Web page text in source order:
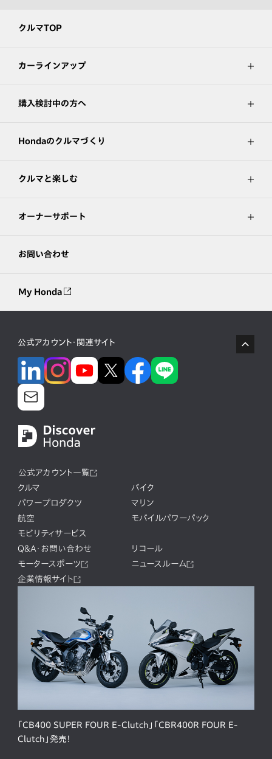
クルマTOP
カーラインアップ
購入検討中の方へ
Hondaのクルマづくり
クルマと楽しむ
オーナーサポート
お問い合わせ
My Honda
公式アカウント・関連サイト
公式アカウント一覧
クルマ
バイク
パワープロダクツ
マリン
航空
モバイルパワーパック
モビリティサービス
Q&A・お問い合わせ
リコール
モータースポーツ
ニュースルーム
企業情報サイト
「CB400 SUPER FOUR E-Clutch」「CBR400R FOUR E-
Clutch」発売！